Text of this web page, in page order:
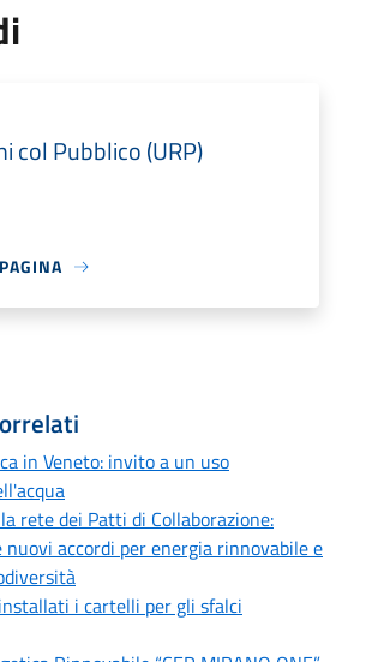
col Pubblico (URP)
in Veneto: invito a un uso
rete dei Patti di Collaborazione:
accordi per energia rinnovabile e
i cartelli per gli sfalci